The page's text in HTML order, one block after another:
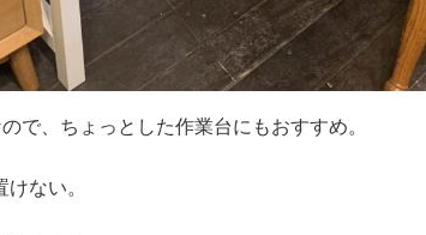
で、ちょっとした作業台にもおすすめ。
ない。